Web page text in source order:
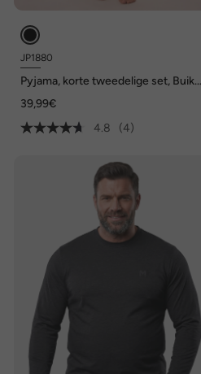
JP1880
Pyjama, korte tweedelige set, Buik-
39,99€
4.8
(4)